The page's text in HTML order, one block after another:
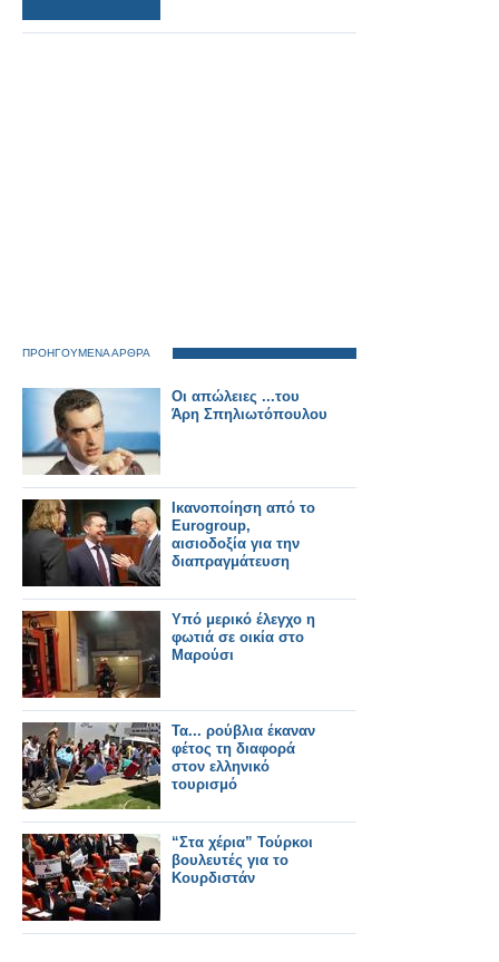
ΠΡΟΗΓΟΥΜΕΝΑ ΑΡΘΡΑ
Οι απώλειες ...του
Άρη Σπηλιωτόπουλου
Ικανοποίηση από το
Eurogroup,
αισιοδοξία για την
διαπραγμάτευση
Υπό μερικό έλεγχο η
φωτιά σε οικία στο
Μαρούσι
Τα... ρούβλια έκαναν
φέτος τη διαφορά
στον ελληνικό
τουρισμό
“Στα χέρια” Τούρκοι
βουλευτές για το
Κουρδιστάν